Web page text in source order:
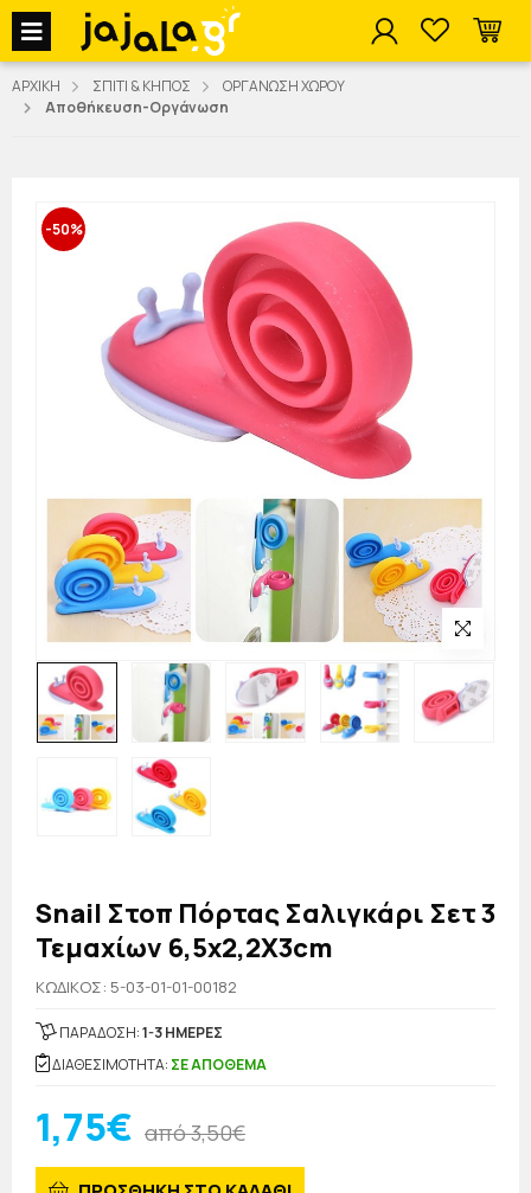
jajala Menu
ΑΡΧΙΚΗ ΣΠΙΤΙ & ΚΗΠΟΣ
ΟΡΓΑΝΩΣΗ ΧΩΡΟΥ
Αποθήκευση-Οργάνωση
-50%
Snail Στοπ Πόρτας Σαλιγκάρι Σετ 3
Τεμαχίων 6,5x2,2X3cm
KΩΔΙΚΟΣ: 5-03-01-01-00182
ΠΑΡΑΔΟΣΗ:1-3 ΗΜΕΡΕΣ
ΔΙΑΘΕΣΙΜΟΤΗΤΑ: ΣΕ ΑΠΟΘΕΜΑ
1,75€ από 3,50€